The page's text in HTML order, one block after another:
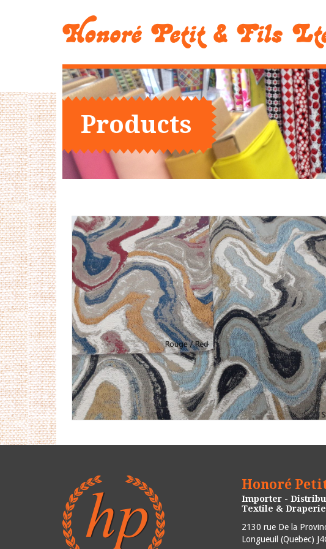
Products
Honoré
Importer -
Textile & Draperie
2130 rue De la
Longueuil (Quebec)